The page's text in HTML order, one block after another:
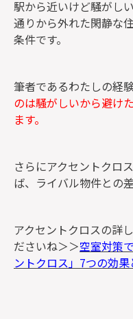
駅から近いけど騒がし
通りから外れた閑静な
条件です。
筆者であるわたしの経験
のは騒がしいから避け
ます。
さらにアクセントクロ
ば、ライバル物件との
アクセントクロスの詳
ださいね＞＞空室対策
ントクロス」7つの効